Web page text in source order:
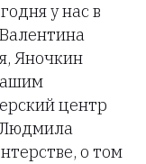
у нас в
Яночкин
центр
Людмила
о том